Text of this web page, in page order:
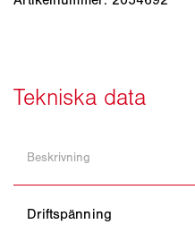
Beskrivning
Driftspänning